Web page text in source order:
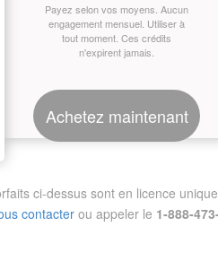
Payez selon vos moyens. Aucun
engagement mensuel. Utiliser à
tout moment. Ces crédits
n'expirent jamais.
Achetez maintenant
ci-dessus sont en licence
contacterou appeler le 1-888-